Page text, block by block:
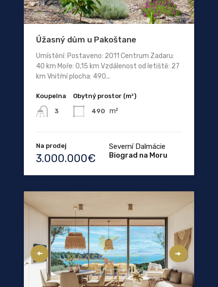
Úžasný dům u Pakoštane
Umístění: Postaveno: 2011 Centrum Zadaru:
40 km Moře: 0,15 km Vzdálenost od letiště: 27
km Vnitřní plocha: 490...
Koupelna
3
Obytný prostor (m²)
490 m²
Na prodej
3.000.000€
Severní Dalmácie
Biograd na Moru